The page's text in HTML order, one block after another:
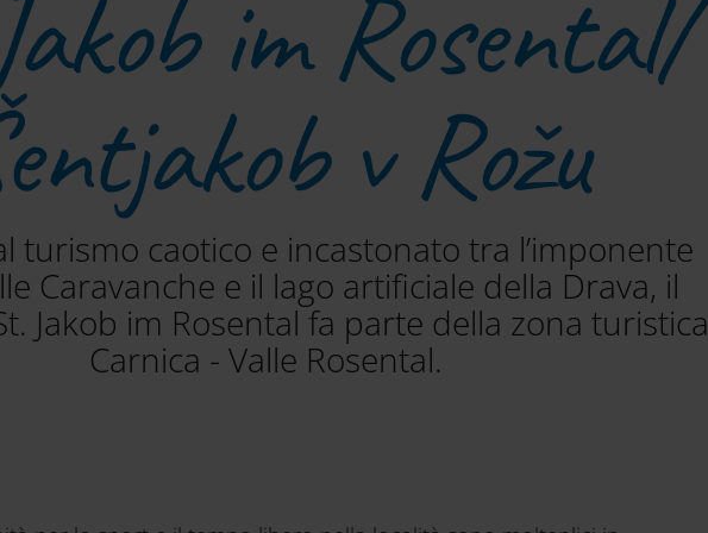
im Rosental/
v Rožu
turismo caotico e incastonato tra l’imponente
Caravanche e il lago artificiale della Drava, il
Jakob im Rosental fa parte della zona turistica
Carnica - Valle Rosental.